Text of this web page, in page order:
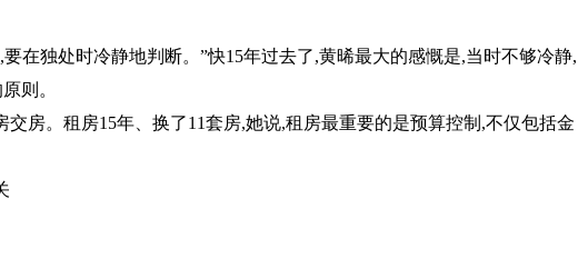
在独处时冷静地判断。”快15年过去了,黄晞最大的感慨是,当时不够冷静,
则。
房。租房15年、换了11套房,她说,租房最重要的是预算控制,不仅包括金